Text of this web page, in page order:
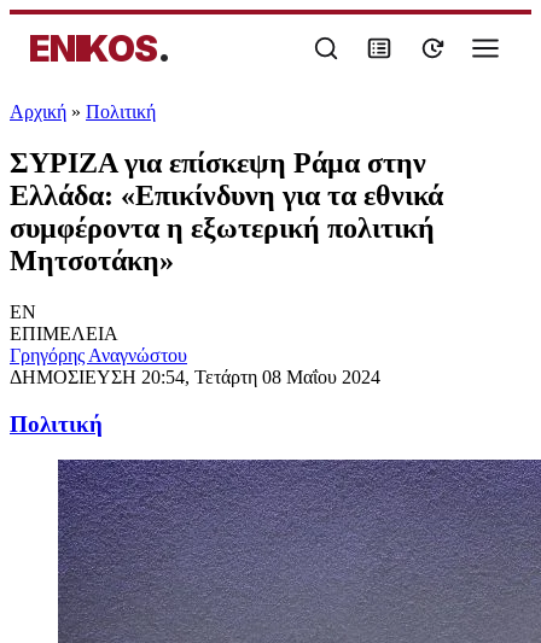
ENIKOS.
Αρχική » Πολιτική
ΣΥΡΙΖΑ για επίσκεψη Ράμα στην
Ελλάδα: «Επικίνδυνη για τα εθνικά
συμφέροντα η εξωτερική πολιτική
Μητσοτάκη»
EN
ΕΠΙΜΕΛΕΙΑ
Γρηγόρης Αναγνώστου
ΔΗΜΟΣΙΕΥΣΗ 20:54, Τετάρτη 08 Μαΐου 2024
Πολιτική